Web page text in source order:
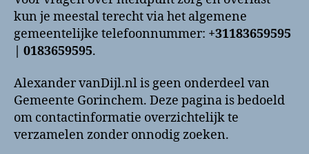
kun je meestal terecht via het algemene
gemeentelijke telefoonnummer: +31183659595
| 0183659595.
Alexander vanDijl.nl is geen onderdeel van
Gemeente Gorinchem. Deze pagina is bedoeld
om contactinformatie overzichtelijk te
verzamelen zonder onnodig zoeken.